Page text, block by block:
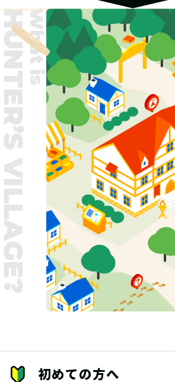
What is
VILLAGE?
初めての方へ